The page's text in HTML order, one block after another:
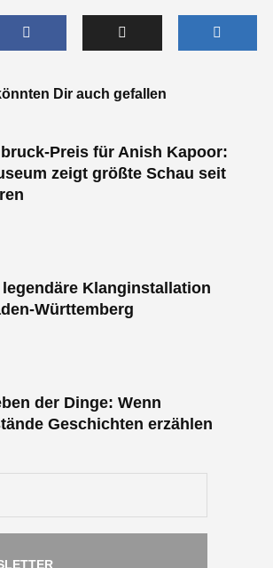
Dir auch gefallen
Preis für Anish Kapoor:
zeigt größte Schau seit
Klanginstallation
Württemberg
der Dinge: Wenn
Geschichten erzählen